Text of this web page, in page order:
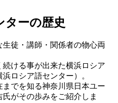
ターの歴史
生徒・講師・関係者の物心両
ける事が出来た横浜ロシア
ロシア語センター）。
でを知る神奈川県日本ユー
がその歩みをご紹介しま